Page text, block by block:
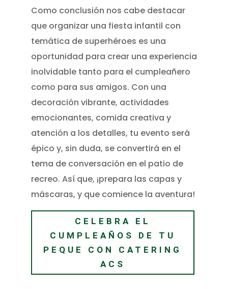
Como conclusión nos cabe destacar
que organizar una fiesta infantil con
temática de superhéroes es una
oportunidad para crear una experiencia
inolvidable tanto para el cumpleañero
como para sus amigos. Con una
decoración vibrante, actividades
emocionantes, comida creativa y
atención a los detalles, tu evento será
épico y, sin duda, se convertirá en el
tema de conversación en el patio de
recreo. Así que, ¡prepara las capas y
máscaras, y que comience la aventura!
CELEBRA EL
CUMPLEAÑOS DE TU
PEQUE CON CATERING
ACS